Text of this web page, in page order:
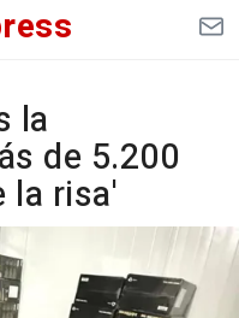
la
de 5.200
la risa'